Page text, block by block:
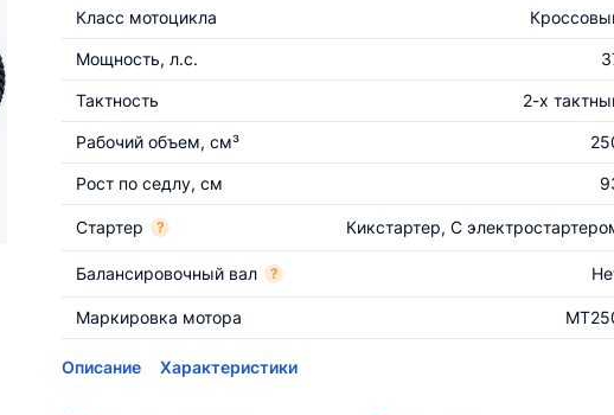
Класс мотоцикла
Мощность, л.с.
Тактность 2-х
Рабочий объем, см³
Рост по седлу, см
Стартер ? Кикстартер, С
Балансировочный вал ?
Маркировка мотора
Описание Характеристики